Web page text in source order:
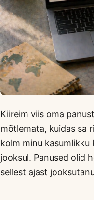
Kiireim viis oma
mõtlemata, kuidas sa
kolm minu
jooksul. Panused olid
sellest ajast